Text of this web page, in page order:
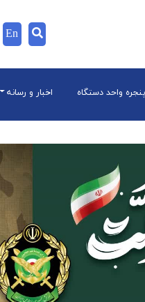
En
پنجره واحد دستگاه اخبار و رسانه